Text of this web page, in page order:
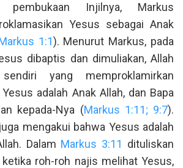
pembukaan Injilnya, Markus
Yesus sebagai Anak
1:1). Menurut Markus, pada
dibaptis dan dimuliakan, Allah
yang memproklamirkan
adalah Anak Allah, dan Bapa
kepada-Nya (Markus 1:11; 9:7).
mengakui bahwa Yesus adalah
Dalam Markus 3:11 dituliskan
ketika roh-roh najis melihat Yesus,